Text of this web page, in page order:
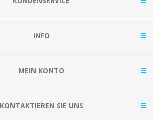
INFO
MEIN KONTO
KONTAKTIEREN SIE UNS